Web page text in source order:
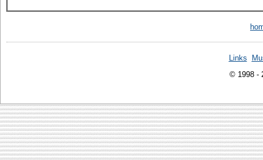
Links
© 1998 -